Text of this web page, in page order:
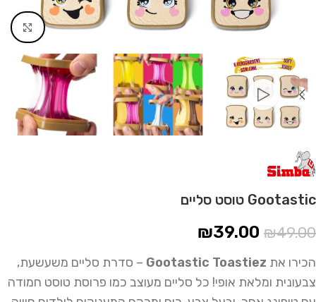
Click to enlarge
Gootastic טוסט סליים
₪49.00
₪39.00
הכירו את Gootastic Toastiez – סדרת סליים משעשעת,
צבעונית ומלאת אופי! כל סליים מעוצב כמו פרוסת טוסט חמודה